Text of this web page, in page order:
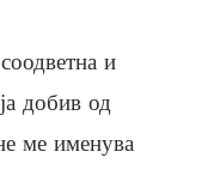
и
добив од
ме именува